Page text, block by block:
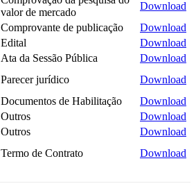
valor de mercado
Download
Comprovante de publicação
Download
Edital
Download
Ata da Sessão Pública
Download
Parecer jurídico
Download
Documentos de Habilitação
Download
Outros
Download
Outros
Download
Termo de Contrato Download